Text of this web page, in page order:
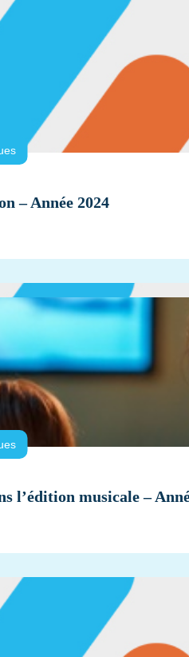
– Année 2024
l’édition musicale –